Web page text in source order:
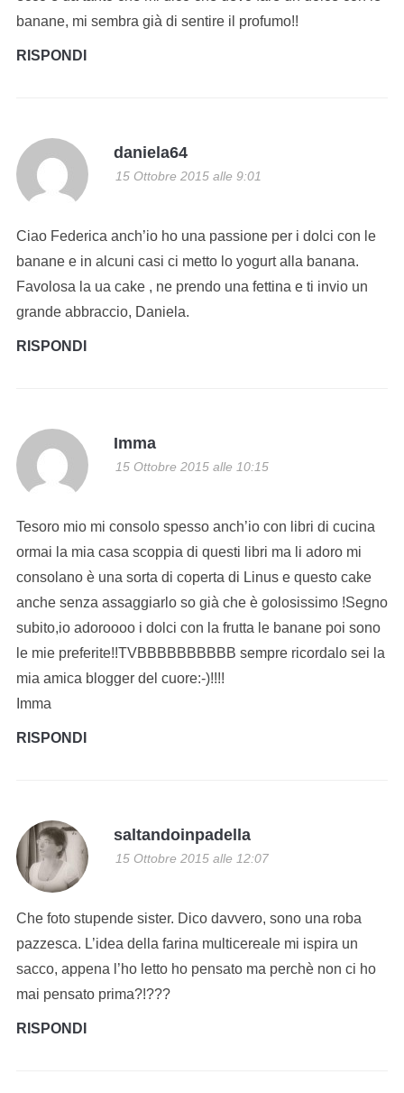
banane, mi sembra già di sentire il profumo!!
RISPONDI
daniela64
15 Ottobre 2015 alle 9:01
Ciao Federica anch’io ho una passione per i dolci con le
banane e in alcuni casi ci metto lo yogurt alla banana.
Favolosa la ua cake , ne prendo una fettina e ti invio un
grande abbraccio, Daniela.
RISPONDI
Imma
15 Ottobre 2015 alle 10:15
Tesoro mio mi consolo spesso anch’io con libri di cucina
ormai la mia casa scoppia di questi libri ma li adoro mi
consolano è una sorta di coperta di Linus e questo cake
anche senza assaggiarlo so già che è golosissimo !Segno
subito,io adoroooo i dolci con la frutta le banane poi sono
le mie preferite!!TVBBBBBBBBBB sempre ricordalo sei la
mia amica blogger del cuore:-)!!!!
Imma
RISPONDI
saltandoinpadella
15 Ottobre 2015 alle 12:07
Che foto stupende sister. Dico davvero, sono una roba
pazzesca. L’idea della farina multicereale mi ispira un
sacco, appena l’ho letto ho pensato ma perchè non ci ho
mai pensato prima?!???
RISPONDI